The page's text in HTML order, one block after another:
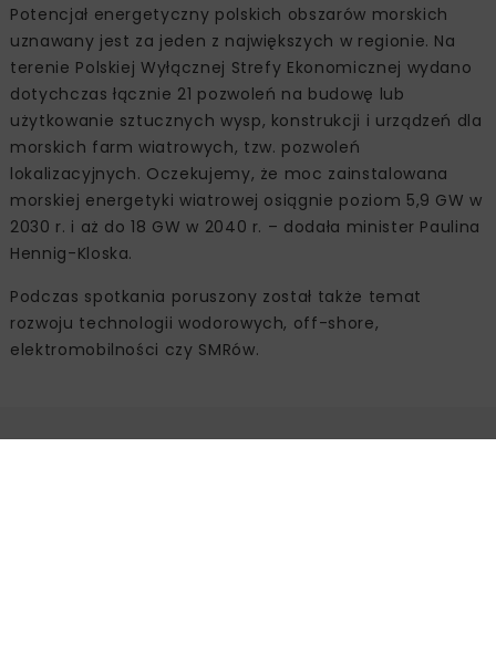
Potencjał energetyczny polskich obszarów morskich
uznawany jest za jeden z największych w regionie. Na
terenie Polskiej Wyłącznej Strefy Ekonomicznej wydano
dotychczas łącznie 21 pozwoleń na budowę lub
użytkowanie sztucznych wysp, konstrukcji i urządzeń dla
morskich farm wiatrowych, tzw. pozwoleń
lokalizacyjnych. Oczekujemy, że moc zainstalowana
morskiej energetyki wiatrowej osiągnie poziom 5,9 GW w
2030 r. i aż do 18 GW w 2040 r. – dodała minister Paulina
Hennig-Kloska.
Podczas spotkania poruszony został także temat
rozwoju technologii wodorowych, off-shore,
elektromobilności czy SMRów.